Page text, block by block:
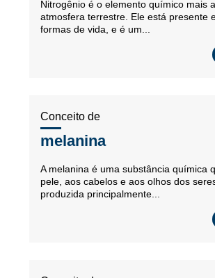
Nitrogênio é o elemento químico mais
atmosfera terrestre. Ele está presente
formas de vida, e é um...
Conceito de
melanina
A melanina é uma substância química
pele, aos cabelos e aos olhos dos
produzida principalmente...